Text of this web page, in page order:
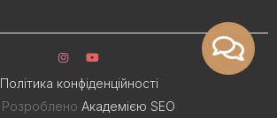
Політика конфіденційності
Розроблено Академією SEO